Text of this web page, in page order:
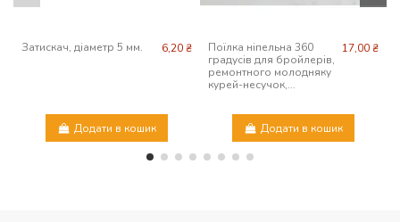
Затискач, діаметр 5 мм. 6,20 ₴
Додати в кошик
Поїлка ніпельна 360
градусів для бройлерів,
ремонтного молодняку
курей-несучок,...
17,00 ₴
Додати в кошик